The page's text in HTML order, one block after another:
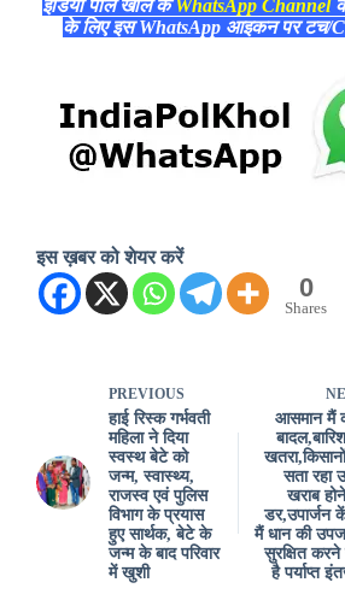
इंडिया पोल खोल केWhatsApp Channel
के लिए इस WhatsApp आइकन पर टच/
इस ख़बर को शेयर करें
0
Shares
PREVIOUS
हाई रिस्क गर्भवती
महिला ने दिया
स्वस्थ बेटे को
जन्म, स्वास्थ्य,
राजस्व एवं पुलिस
विभाग के प्रयास
हुए सार्थक, बेटे के
जन्म के बाद परिवार
में खुशी
आसमान मैं
सता रहा
खराब
डर,उपार्जन
मैं धान की
सुरक्षित करने
है पर्याप्त